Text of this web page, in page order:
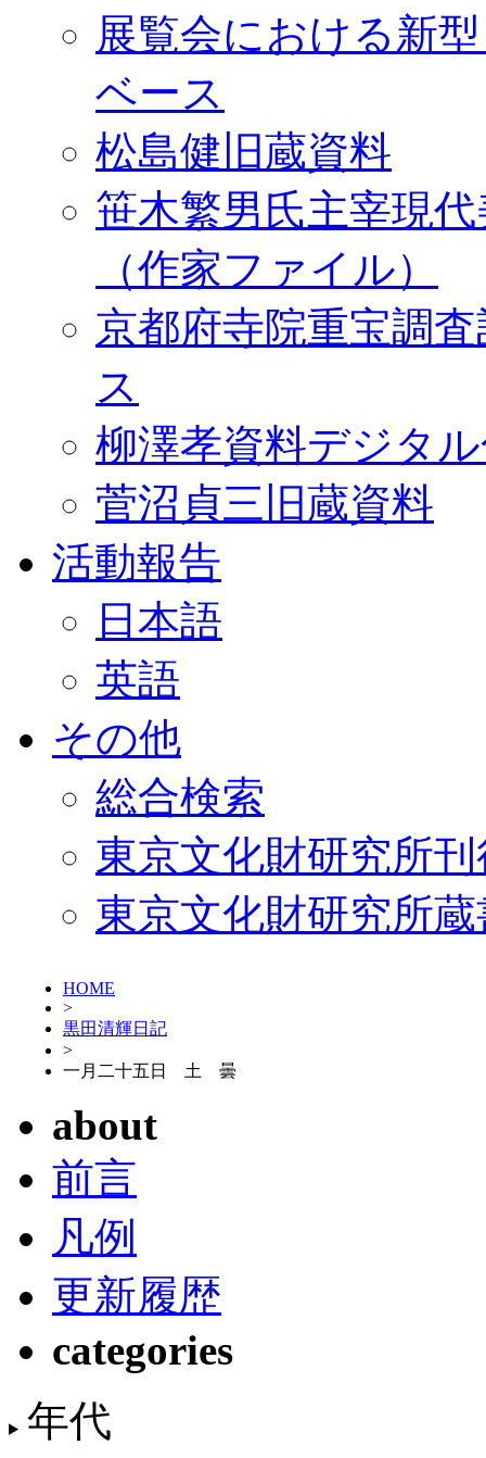
展覧会における新
ベース
松島健旧蔵資料
笹木繁男氏主宰現
（作家ファイル）
京都府寺院重宝調
ス
柳澤孝資料デジタ
菅沼貞三旧蔵資料
活動報告
日本語
英語
その他
総合検索
東京文化財研究所
東京文化財研究所
HOME
>
黒田清輝日記
>
一月二十五日 土 曇
about
前言
凡例
更新履歴
categories
年代